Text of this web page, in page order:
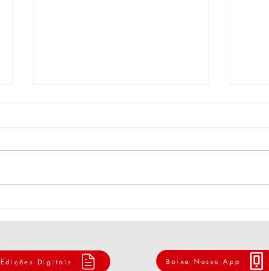
Trabalhadoras: pela redução
6x1
Edições Digitais Baixe Nosso App